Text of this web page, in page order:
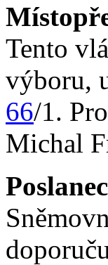
Tento
výboru,
66/1.
Michal